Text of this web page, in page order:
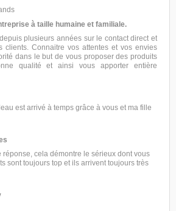
à taille humaine et familiale.
plusieurs années sur le contact direct et
clients. Connaitre vos attentes et vos envies
dans le but de vous proposer des produits
qualité et ainsi vous apporter entière
est arrivé à temps grâce à vous et ma fille
réponse, cela démontre le sérieux dont vous
sont toujours top et ils arrivent toujours très